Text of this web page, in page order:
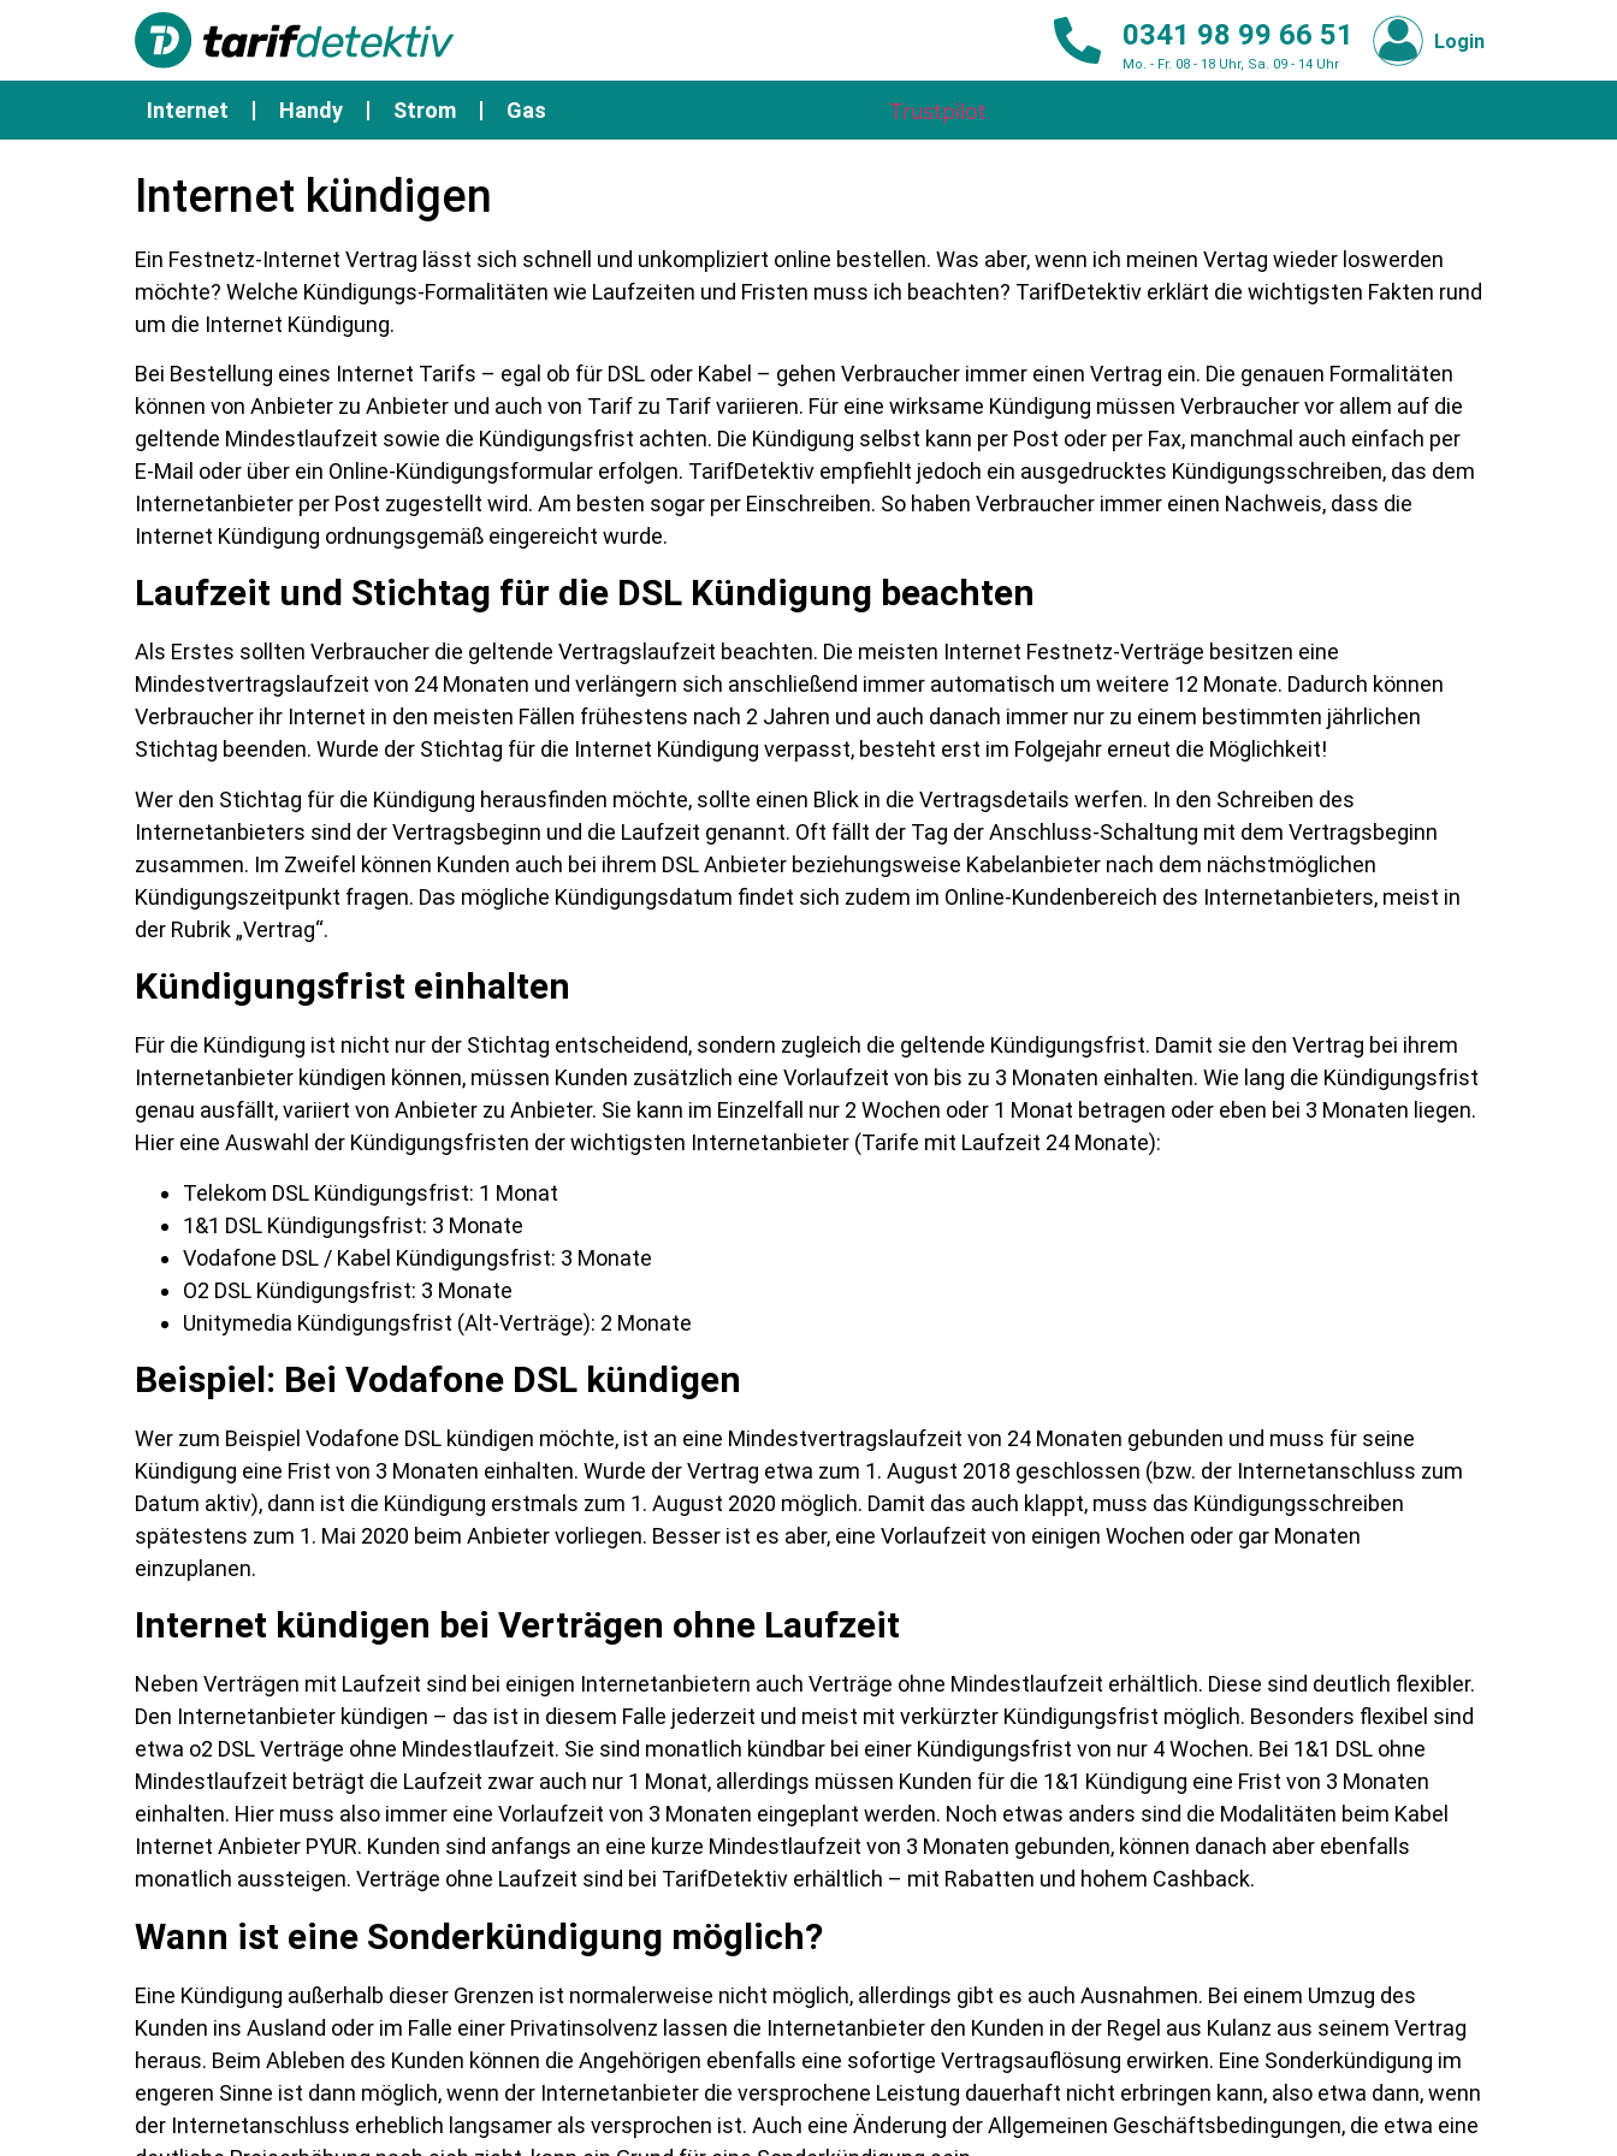
0341 98 99 66 51
Mo. - Fr. 08 - 18 Uhr, Sa. 09 - 14 Uhr
Login
Internet Handy Strom Gas Trustpilot
Internet kündigen
Ein Festnetz-Internet Vertrag lässt sich schnell und unkompliziert online bestellen. Was aber, wenn ich meinen Vertag wieder loswerden
möchte? Welche Kündigungs-Formalitäten wie Laufzeiten und Fristen muss ich beachten? TarifDetektiv erklärt die wichtigsten Fakten rund
um die Internet Kündigung.
Bei Bestellung eines Internet Tarifs – egal ob für DSL oder Kabel – gehen Verbraucher immer einen Vertrag ein. Die genauen Formalitäten
können von Anbieter zu Anbieter und auch von Tarif zu Tarif variieren. Für eine wirksame Kündigung müssen Verbraucher vor allem auf die
geltende Mindestlaufzeit sowie die Kündigungsfrist achten. Die Kündigung selbst kann per Post oder per Fax, manchmal auch einfach per
E-Mail oder über ein Online-Kündigungsformular erfolgen. TarifDetektiv empfiehlt jedoch ein ausgedrucktes Kündigungsschreiben, das dem
Internetanbieter per Post zugestellt wird. Am besten sogar per Einschreiben. So haben Verbraucher immer einen Nachweis, dass die
Internet Kündigung ordnungsgemäß eingereicht wurde.
Laufzeit und Stichtag für die DSL Kündigung beachten
Als Erstes sollten Verbraucher die geltende Vertragslaufzeit beachten. Die meisten Internet Festnetz-Verträge besitzen eine
Mindestvertragslaufzeit von 24 Monaten und verlängern sich anschließend immer automatisch um weitere 12 Monate. Dadurch können
Verbraucher ihr Internet in den meisten Fällen frühestens nach 2 Jahren und auch danach immer nur zu einem bestimmten jährlichen
Stichtag beenden. Wurde der Stichtag für die Internet Kündigung verpasst, besteht erst im Folgejahr erneut die Möglichkeit!
Wer den Stichtag für die Kündigung herausfinden möchte, sollte einen Blick in die Vertragsdetails werfen. In den Schreiben des
Internetanbieters sind der Vertragsbeginn und die Laufzeit genannt. Oft fällt der Tag der Anschluss-Schaltung mit dem Vertragsbeginn
zusammen. Im Zweifel können Kunden auch bei ihrem DSL Anbieter beziehungsweise Kabelanbieter nach dem nächstmöglichen
Kündigungszeitpunkt fragen. Das mögliche Kündigungsdatum findet sich zudem im Online-Kundenbereich des Internetanbieters, meist in
der Rubrik „Vertrag“.
Kündigungsfrist einhalten
Für die Kündigung ist nicht nur der Stichtag entscheidend, sondern zugleich die geltende Kündigungsfrist. Damit sie den Vertrag bei ihrem
Internetanbieter kündigen können, müssen Kunden zusätzlich eine Vorlaufzeit von bis zu 3 Monaten einhalten. Wie lang die Kündigungsfrist
genau ausfällt, variiert von Anbieter zu Anbieter. Sie kann im Einzelfall nur 2 Wochen oder 1 Monat betragen oder eben bei 3 Monaten liegen.
Hier eine Auswahl der Kündigungsfristen der wichtigsten Internetanbieter (Tarife mit Laufzeit 24 Monate):
Telekom DSL Kündigungsfrist: 1 Monat
1&1 DSL Kündigungsfrist: 3 Monate
Vodafone DSL / Kabel Kündigungsfrist: 3 Monate
O2 DSL Kündigungsfrist: 3 Monate
Unitymedia Kündigungsfrist (Alt-Verträge): 2 Monate
Beispiel: Bei Vodafone DSL kündigen
Wer zum Beispiel Vodafone DSL kündigen möchte, ist an eine Mindestvertragslaufzeit von 24 Monaten gebunden und muss für seine
Kündigung eine Frist von 3 Monaten einhalten. Wurde der Vertrag etwa zum 1. August 2018 geschlossen (bzw. der Internetanschluss zum
Datum aktiv), dann ist die Kündigung erstmals zum 1. August 2020 möglich. Damit das auch klappt, muss das Kündigungsschreiben
spätestens zum 1. Mai 2020 beim Anbieter vorliegen. Besser ist es aber, eine Vorlaufzeit von einigen Wochen oder gar Monaten
einzuplanen.
Internet kündigen bei Verträgen ohne Laufzeit
Neben Verträgen mit Laufzeit sind bei einigen Internetanbietern auch Verträge ohne Mindestlaufzeit erhältlich. Diese sind deutlich flexibler.
Den Internetanbieter kündigen – das ist in diesem Falle jederzeit und meist mit verkürzter Kündigungsfrist möglich. Besonders flexibel sind
etwa o2 DSL Verträge ohne Mindestlaufzeit. Sie sind monatlich kündbar bei einer Kündigungsfrist von nur 4 Wochen. Bei 1&1 DSL ohne
Mindestlaufzeit beträgt die Laufzeit zwar auch nur 1 Monat, allerdings müssen Kunden für die 1&1 Kündigung eine Frist von 3 Monaten
einhalten. Hier muss also immer eine Vorlaufzeit von 3 Monaten eingeplant werden. Noch etwas anders sind die Modalitäten beim Kabel
Internet Anbieter PYUR. Kunden sind anfangs an eine kurze Mindestlaufzeit von 3 Monaten gebunden, können danach aber ebenfalls
monatlich aussteigen. Verträge ohne Laufzeit sind bei TarifDetektiv erhältlich – mit Rabatten und hohem Cashback.
Wann ist eine Sonderkündigung möglich?
Eine Kündigung außerhalb dieser Grenzen ist normalerweise nicht möglich, allerdings gibt es auch Ausnahmen. Bei einem Umzug des
Kunden ins Ausland oder im Falle einer Privatinsolvenz lassen die Internetanbieter den Kunden in der Regel aus Kulanz aus seinem Vertrag
heraus. Beim Ableben des Kunden können die Angehörigen ebenfalls eine sofortige Vertragsauflösung erwirken. Eine Sonderkündigung im
engeren Sinne ist dann möglich, wenn der Internetanbieter die versprochene Leistung dauerhaft nicht erbringen kann, also etwa dann, wenn
der Internetanschluss erheblich langsamer als versprochen ist. Auch eine Änderung der Allgemeinen Geschäftsbedingungen, die etwa eine